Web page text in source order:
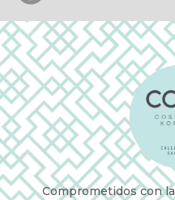
Comprometidos con